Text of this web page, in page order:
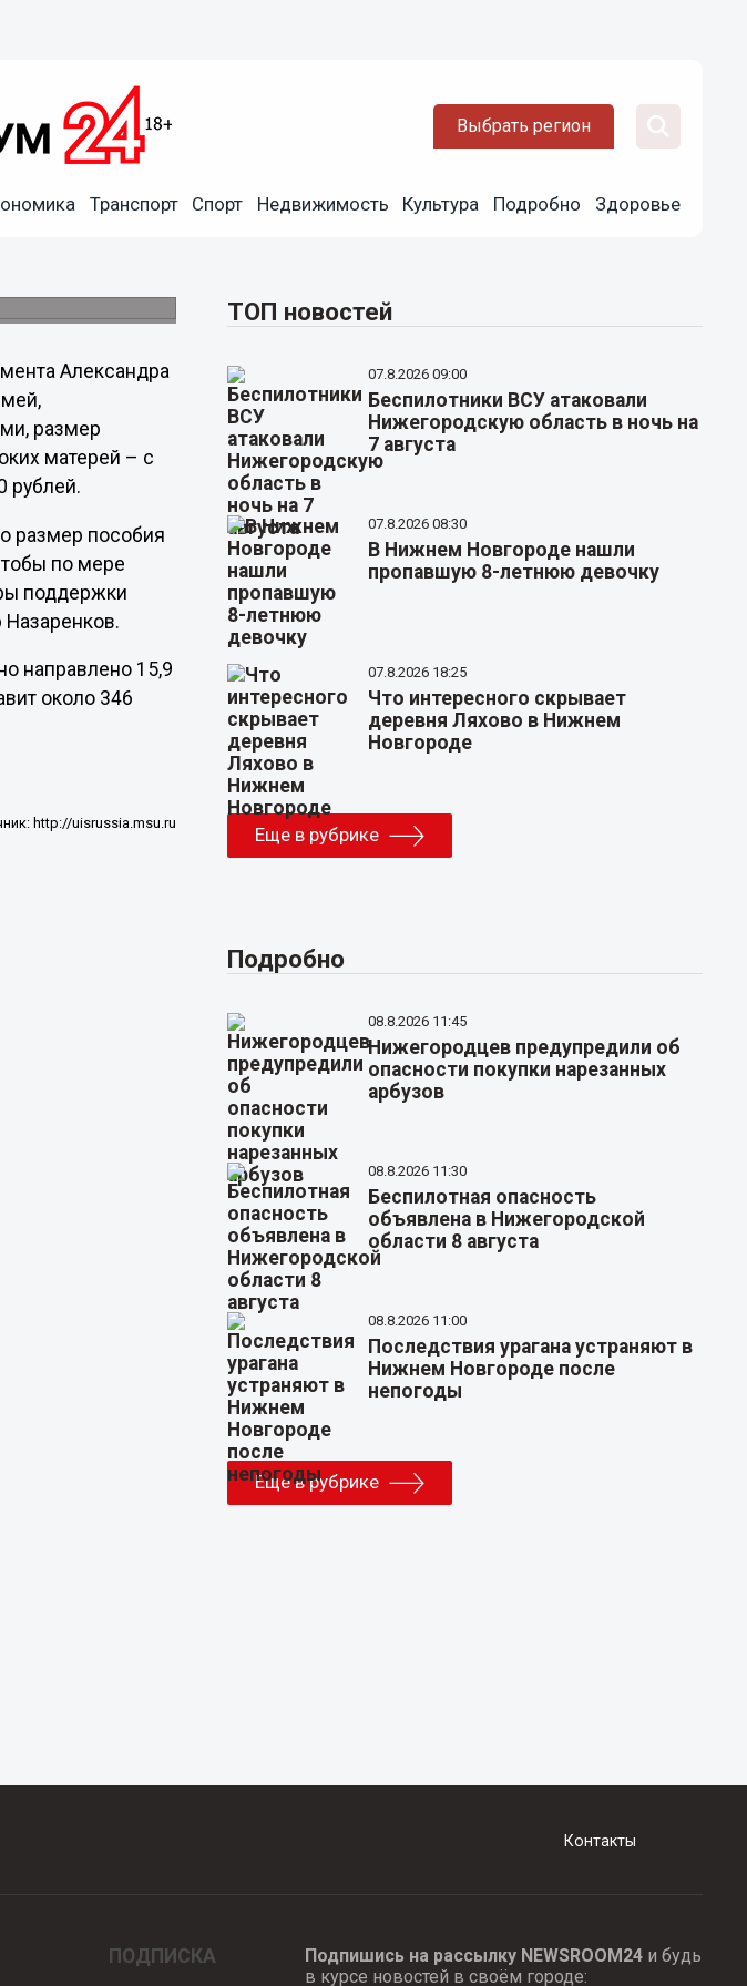
Выбрать регион
Транспорт Спорт Недвижимость Культура Подробно Здоровье
Александра
размер
матерей – с
рублей.
размер пособия
по мере
поддержки
направлено 15,9
около 346
http://uisrussia.msu.ru
ТОП новостей
07.8.2026 09:00
Беспилотники ВСУ атаковали
Нижегородскую область в ночь на
7 августа
07.8.2026 08:30
В Нижнем Новгороде нашли
пропавшую 8-летнюю девочку
07.8.2026 18:25
Что интересного скрывает
деревня Ляхово в Нижнем
Новгороде
Еще в рубрике
Подробно
08.8.2026 11:45
Нижегородцев предупредили об
опасности покупки нарезанных
арбузов
08.8.2026 11:30
Беспилотная опасность
объявлена в Нижегородской
области 8 августа
08.8.2026 11:00
Последствия урагана устраняют в
Нижнем Новгороде после
непогоды
Еще в рубрике
Контакты
ПОДПИСКА Подпишись на рассылку NEWSROOM24и будь
в курсе новостей в своём городе: